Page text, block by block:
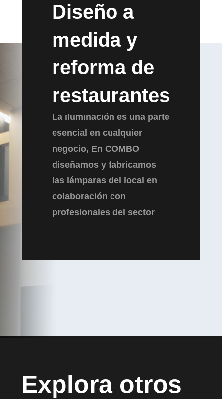
Diseño a
medida y
reforma de
restaurantes
La iluminación es una parte
esencial en cualquier
negocio, En COMBO
diseñamos y fabricamos
las lámparas del local en
colaboración con
profesionales del sector
Explora otros